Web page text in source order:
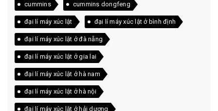
cummins cummins dongfeng
đại lí máy xúc lật đại lí máy xúc lật ở bình định
đại lí máy xúc lật ở đà nẵng
đại lí máy xúc lật ở gia lai
đại lí máy xúc lật ở hà nam
đại lí máy xúc lật ở hà nội
đại lí máy xúc lật ở hải dương